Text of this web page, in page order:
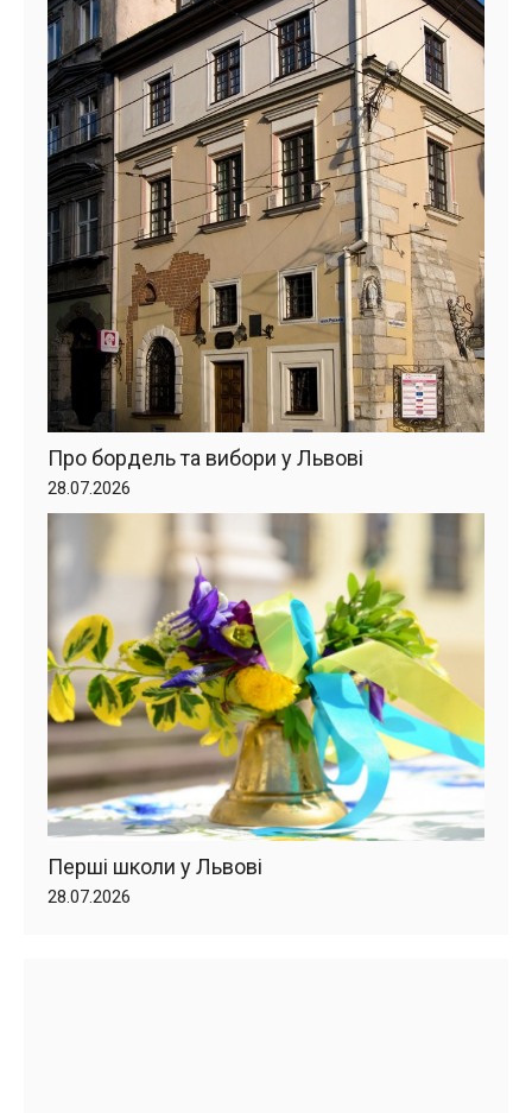
Про бордель та вибори у Львові
28.07.2026
Перші школи у Львові
28.07.2026